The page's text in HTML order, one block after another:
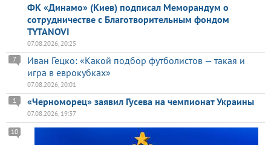
ФК «Динамо» (Киев) подписал Меморандум о
сотрудничестве с Благотворительным фондом
TYTANOVI
07.08.2026, 20:25
Иван Гецко: «Какой подбор футболистов — такая и
игра в еврокубках»
7
07.08.2026, 20:01
«Черноморец» заявил Гусева на чемпионат Украины
1
07.08.2026, 19:37
10